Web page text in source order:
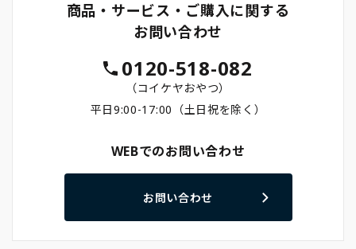
商品・サービス・ご購入に関する
お問い合わせ
0120-518-082
（コイケヤおやつ）
平日9:00-17:00（土日祝を除く）
WEBでのお問い合わせ
お問い合わせ